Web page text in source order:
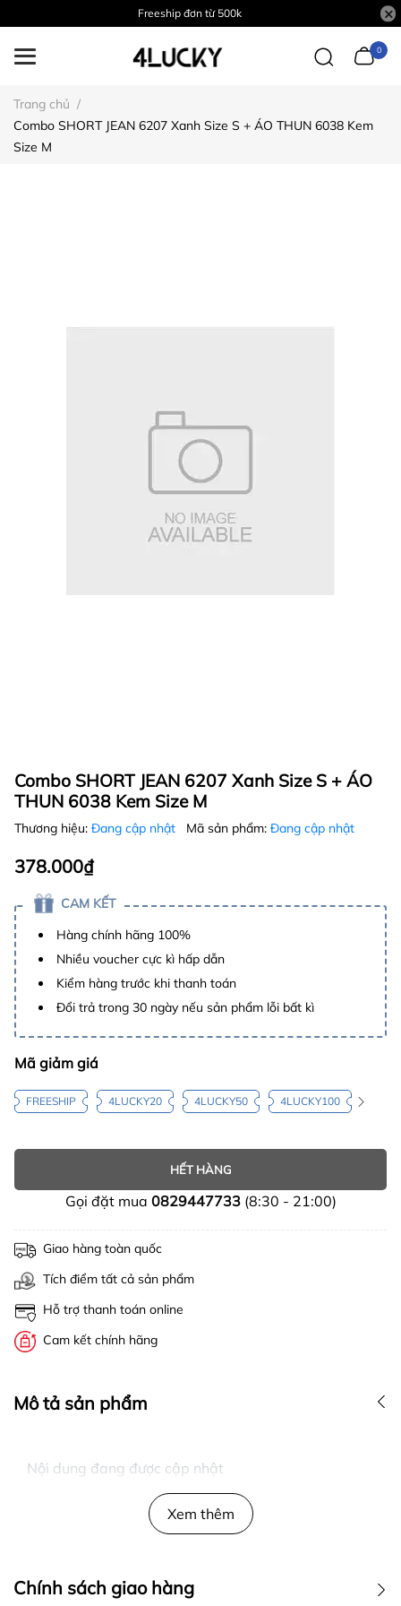
Freeship đơn từ 500k
0
Trang chủ /
Combo SHORT JEAN 6207 Xanh Size S + ÁO THUN 6038 Kem
Size M
Combo SHORT JEAN 6207 Xanh Size S + ÁO
THUN 6038 Kem Size M
Thương hiệu: Đang cập nhật Mã sản phẩm: Đang cập nhật
378.000₫
CAM KẾT
Hàng chính hãng 100%
Nhiều voucher cực kì hấp dẫn
Kiểm hàng trước khi thanh toán
Đổi trả trong 30 ngày nếu sản phẩm lỗi bất kì
Mã giảm giá
FREESHIP 4LUCKY20 4LUCKY50 4LUCKY100
HẾT HÀNG
Gọi đặt mua 0829447733(8:30 - 21:00)
Giao hàng toàn quốc
Tích điểm tất cả sản phẩm
Hỗ trợ thanh toán online
Cam kết chính hãng
Mô tả sản phẩm
Nội dung đang được cập nhật
Xem thêm
Chính sách giao hàng